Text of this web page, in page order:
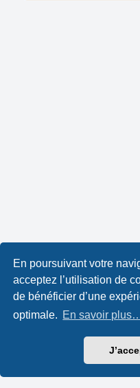
En poursuivant votre
acceptez l’utilisation de
de bénéficier d’une
optimale. En savoir